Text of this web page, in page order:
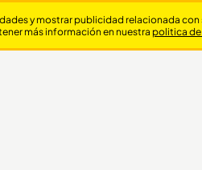
y mostrar publicidad relacionada con
más información en nuestra politica